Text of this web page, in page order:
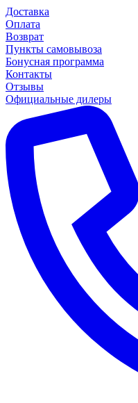
Доставка
Оплата
Возврат
Пункты самовывоза
Бонусная программа
Контакты
Отзывы
Официальные дилеры